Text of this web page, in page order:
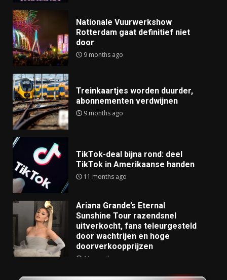
Nationale Vuurwerkshow
Rotterdam gaat definitief niet
door
9 months ago
Treinkaartjes worden duurder,
abonnementen verdwijnen
9 months ago
TikTok-deal bijna rond: deel
TikTok in Amerikaanse handen
11 months ago
Ariana Grande’s Eternal
Sunshine Tour razendsnel
uitverkocht, fans teleurgesteld
door wachtrijen en hoge
doorverkoopprijzen
11 months ago